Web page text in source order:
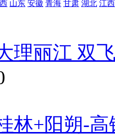
山东 安徽 青海 甘肃 湖北 江西
理丽江 双
林+阳朔-高